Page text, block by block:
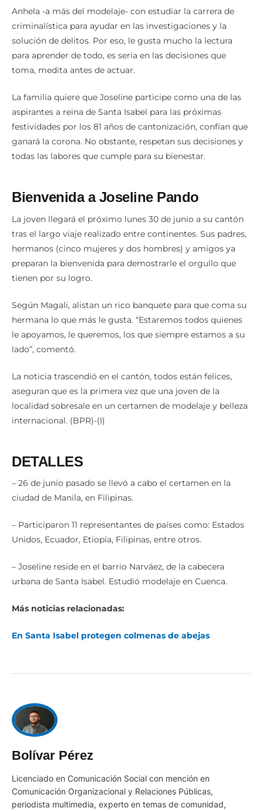
Anhela -a más del modelaje- con estudiar la carrera de
criminalística para ayudar en las investigaciones y la
solución de delitos. Por eso, le gusta mucho la lectura
para aprender de todo, es seria en las decisiones que
toma, medita antes de actuar.
La familia quiere que Joseline participe como una de las
aspirantes a reina de Santa Isabel para las próximas
festividades por los 81 años de cantonización, confían que
ganará la corona. No obstante, respetan sus decisiones y
todas las labores que cumple para su bienestar.
Bienvenida a Joseline Pando
La joven llegará el próximo lunes 30 de junio a su cantón
tras el largo viaje realizado entre continentes. Sus padres,
hermanos (cinco mujeres y dos hombres) y amigos ya
preparan la bienvenida para demostrarle el orgullo que
tienen por su logro.
Según Magali, alistan un rico banquete para que coma su
hermana lo que más le gusta. “Estaremos todos quienes
le apoyamos, le queremos, los que siempre estamos a su
lado”, comentó.
La noticia trascendió en el cantón, todos están felices,
aseguran que es la primera vez que una joven de la
localidad sobresale en un certamen de modelaje y belleza
internacional. (BPR)-(I)
DETALLES
– 26 de junio pasado se llevó a cabo el certamen en la
ciudad de Manila, en Filipinas.
– Participaron 11 representantes de países como: Estados
Unidos, Ecuador, Etiopía, Filipinas, entre otros.
– Joseline reside en el barrio Narváez, de la cabecera
urbana de Santa Isabel. Estudió modelaje en Cuenca.
Más noticias relacionadas:
En Santa Isabel protegen colmenas de abejas
Bolívar Pérez
Licenciado en Comunicación Social con mención en
Comunicación Organizacional y Relaciones Públicas,
periodista multimedia, experto en temas de comunidad,